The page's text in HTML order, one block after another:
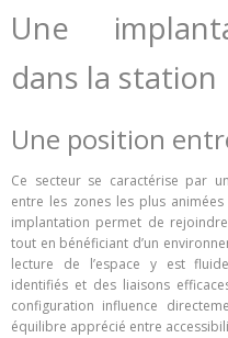
Une
dans la station
Une position
Ce secteur se caractérise par
entre les zones les plus
implantation permet de
tout en bénéficiant d’un
lecture de l’espace y est
identifiés et des liaisons
configuration influence
équilibre apprécié entre